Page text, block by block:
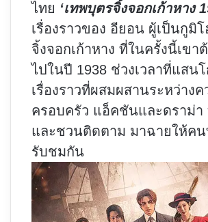
ไทย ‘เทพบุตรจิ้งจอกเก้าหาง
เรื่องราวของ อียอน ผู้เป็นกูมิ
จิ้งจอกเก้าหาง ที่ในครั้งนี้เขา
ไปในปี 1938 ช่วงเวลาที่แสน
เรื่องราวที่ผสมผสานระหว่าง
ครอบครัว แอ็คชันและดราม่า
และชวนติดตาม มาฉายให้คน
รับชมกัน